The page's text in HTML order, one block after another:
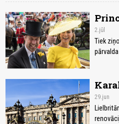
2.jūl
Tiek
29.jun